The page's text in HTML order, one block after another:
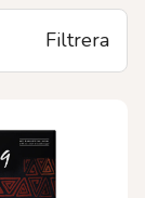
Filtrera